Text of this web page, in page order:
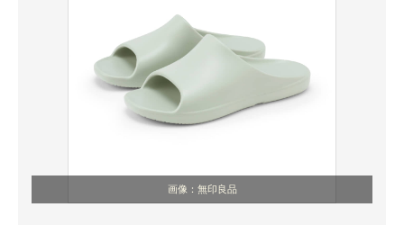
画像：無印良品